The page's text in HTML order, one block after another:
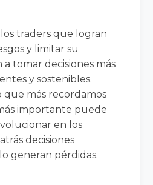
traders que logran
y limitar su
tomar decisiones más
y sostenibles.
que más recordamos
importante puede
en los
decisiones
generan pérdidas.